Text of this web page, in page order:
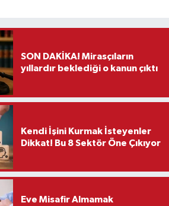
SON DAKİKA! Mirasçıların
yıllardır beklediği o kanun çıktı
Kendi İşini Kurmak İsteyenler
Dikkat! Bu 8 Sektör Öne Çıkıyor
Eve Misafir Almamak